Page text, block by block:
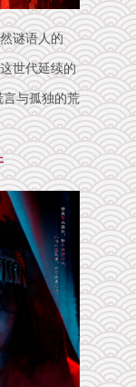
谜语人的
世代延续的
与孤独的荒